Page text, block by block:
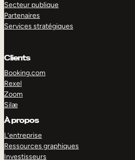
Secteur publique
Partenaires
Services stratégiques
Clients
Booking.com
Rexel
Zoom
Silæ
À propos
L’entreprise
Ressources graphiques
Investisseurs